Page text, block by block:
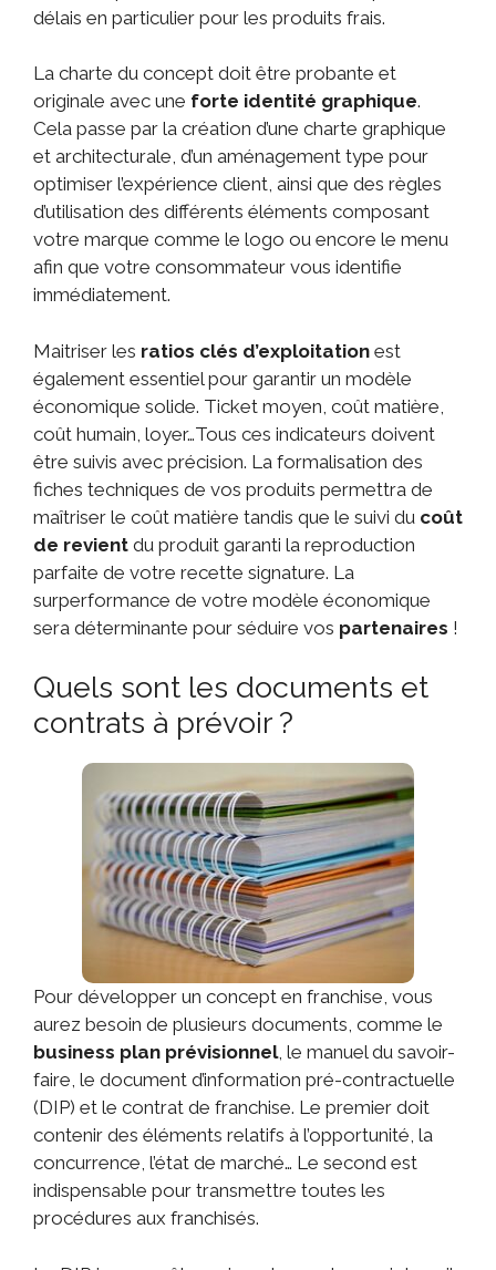
délais en particulier pour les produits frais.
La charte du concept doit être probante et
originale avec une forte identité graphique.
Cela passe par la création d’une charte graphique
et architecturale, d’un aménagement type pour
optimiser l’expérience client, ainsi que des règles
d’utilisation des différents éléments composant
votre marque comme le logo ou encore le menu
afin que votre consommateur vous identifie
immédiatement.
Maitriser les ratios clés d’exploitation est
également essentiel pour garantir un modèle
économique solide. Ticket moyen, coût matière,
coût humain, loyer…Tous ces indicateurs doivent
être suivis avec précision. La formalisation des
fiches techniques de vos produits permettra de
maîtriser le coût matière tandis que le suivi du coût
de revient du produit garanti la reproduction
parfaite de votre recette signature. La
surperformance de votre modèle économique
sera déterminante pour séduire vos partenaires !
Quels sont les documents et
contrats à prévoir ?
Pour développer un concept en franchise, vous
aurez besoin de plusieurs documents, comme le
business plan prévisionnel, le manuel du savoir-
faire, le document d’information pré-contractuelle
(DIP) et le contrat de franchise. Le premier doit
contenir des éléments relatifs à l’opportunité, la
concurrence, l’état de marché… Le second est
indispensable pour transmettre toutes les
procédures aux franchisés.